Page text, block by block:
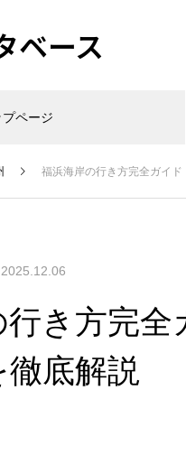
ベース
プページ
福浜海岸の行き方完全ガイ
2025.12.06
き方完
徹底解説